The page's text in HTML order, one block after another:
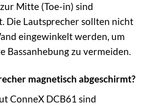
Mitte (Toe-in) sind
Die Lautsprecher sollten nicht
eingewinkelt werden, um
Bassanhebung zu vermeiden.
magnetisch abgeschirmt?
ConneX DCB61 sind